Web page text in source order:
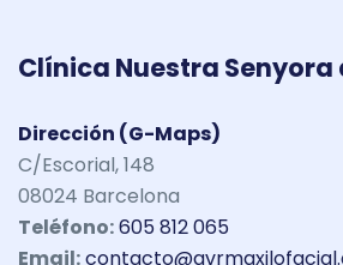
Clínica Nuestra Senyora
Dirección (G-Maps)
C/Escorial, 148
08024 Barcelona
Teléfono:605 812 065
Email: